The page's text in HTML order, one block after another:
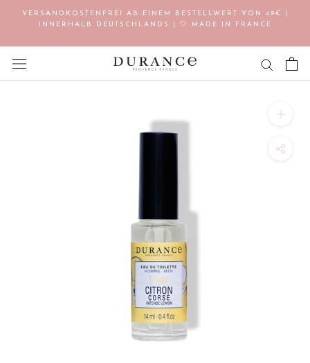
VERSANDKOSTENFREI AB EINEM BESTELLWERT VON 49€ |
INNERHALB DEUTSCHLANDS | 🤍 MADE IN FRANCE